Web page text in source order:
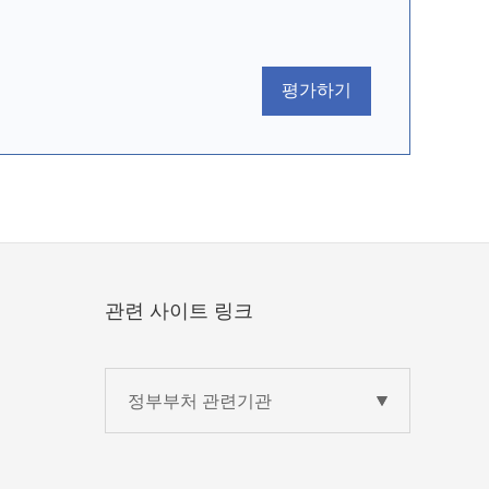
평가하기
관련 사이트 링크
정부부처 관련기관